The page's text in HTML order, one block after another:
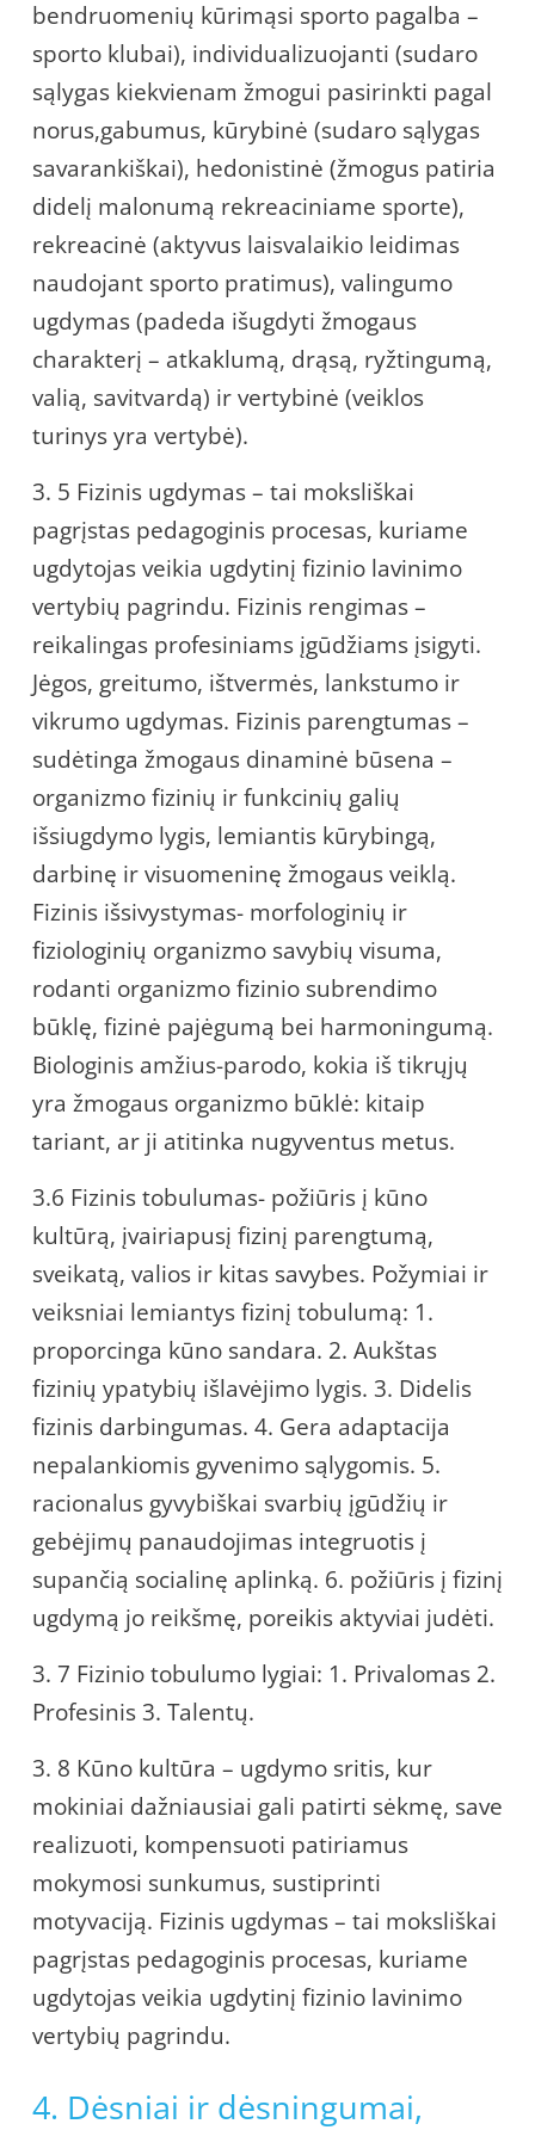
bendruomenių kūrimąsi sporto pagalba –
sporto klubai), individualizuojanti (sudaro
sąlygas kiekvienam žmogui pasirinkti pagal
norus,gabumus, kūrybinė (sudaro sąlygas
savarankiškai), hedonistinė (žmogus patiria
didelį malonumą rekreaciniame sporte),
rekreacinė (aktyvus laisvalaikio leidimas
naudojant sporto pratimus), valingumo
ugdymas (padeda išugdyti žmogaus
charakterį – atkaklumą, drąsą, ryžtingumą,
valią, savitvardą) ir vertybinė (veiklos
turinys yra vertybė).
3. 5 Fizinis ugdymas – tai moksliškai
pagrįstas pedagoginis procesas, kuriame
ugdytojas veikia ugdytinį fizinio lavinimo
vertybių pagrindu. Fizinis rengimas –
reikalingas profesiniams įgūdžiams įsigyti.
Jėgos, greitumo, ištvermės, lankstumo ir
vikrumo ugdymas. Fizinis parengtumas –
sudėtinga žmogaus dinaminė būsena –
organizmo fizinių ir funkcinių galių
išsiugdymo lygis, lemiantis kūrybingą,
darbinę ir visuomeninę žmogaus veiklą.
Fizinis išsivystymas- morfologinių ir
fiziologinių organizmo savybių visuma,
rodanti organizmo fizinio subrendimo
būklę, fizinė pajėgumą bei harmoningumą.
Biologinis amžius-parodo, kokia iš tikrųjų
yra žmogaus organizmo būklė: kitaip
tariant, ar ji atitinka nugyventus metus.
3.6 Fizinis tobulumas- požiūris į kūno
kultūrą, įvairiapusį fizinį parengtumą,
sveikatą, valios ir kitas savybes. Požymiai ir
veiksniai lemiantys fizinį tobulumą: 1.
proporcinga kūno sandara. 2. Aukštas
fizinių ypatybių išlavėjimo lygis. 3. Didelis
fizinis darbingumas. 4. Gera adaptacija
nepalankiomis gyvenimo sąlygomis. 5.
racionalus gyvybiškai svarbių įgūdžių ir
gebėjimų panaudojimas integruotis į
supančią socialinę aplinką. 6. požiūris į fizinį
ugdymą jo reikšmę, poreikis aktyviai judėti.
3. 7 Fizinio tobulumo lygiai: 1. Privalomas 2.
Profesinis 3. Talentų.
3. 8 Kūno kultūra – ugdymo sritis, kur
mokiniai dažniausiai gali patirti sėkmę, save
realizuoti, kompensuoti patiriamus
mokymosi sunkumus, sustiprinti
motyvaciją. Fizinis ugdymas – tai moksliškai
pagrįstas pedagoginis procesas, kuriame
ugdytojas veikia ugdytinį fizinio lavinimo
vertybių pagrindu.
4. Dėsniai ir dėsningumai,